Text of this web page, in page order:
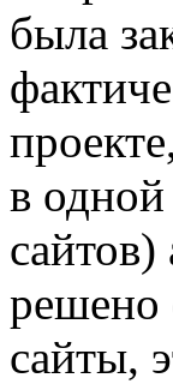
была
в
решено
сайты,